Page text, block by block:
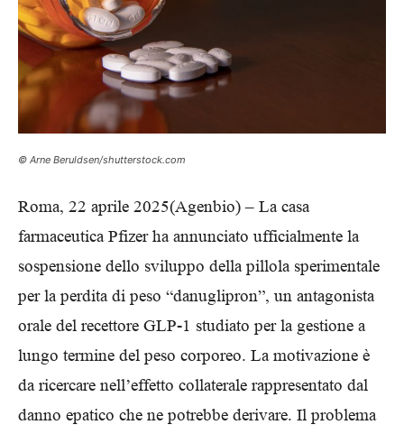
© Arne Beruldsen/shutterstock.com
Roma, 22 aprile 2025(Agenbio) – La casa
farmaceutica Pfizer ha annunciato ufficialmente la
sospensione dello sviluppo della pillola sperimentale
per la perdita di peso “danuglipron”, un antagonista
orale del recettore GLP-1 studiato per la gestione a
lungo termine del peso corporeo. La motivazione è
da ricercare nell’effetto collaterale rappresentato dal
danno epatico che ne potrebbe derivare. Il problema